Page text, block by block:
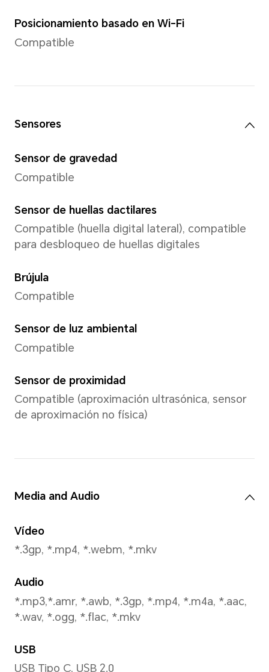
Cámara frontal
Cámara frontal
Cámara de 50 MP (f/2.1)
*Los pixeles pueden variar según
de fotografía y video. Consulte las
Resolución de imagen
Admite hasta 8192 x 6144
*Los pixeles pueden variar según
de fotografía. Consulte las
Resolución de video
Admite hasta 1080 x 1920
*Los pixeles pueden variar según
de video. Consulte las situaciones
Vídeo